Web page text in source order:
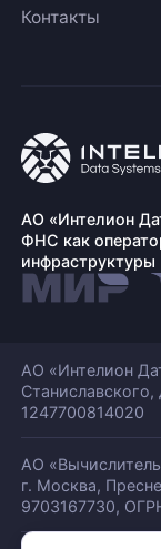
Контакты
АО «Интелион
ФНС как
инфраструктуры
АО «Интелион
Станиславского,
1247700814020
АО
г. Москва,
9703167730,